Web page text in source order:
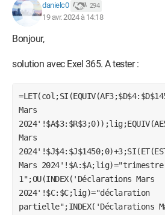
danielc0 294
19 avr. 2024 à 14:18
Bonjour,
solution avec Exel 365. A tester :
Mars
Mars
Mars 2024'!$A:$A;lig)="trimestre
1";OU(INDEX('Déclarations Mars
2024'!$C:$C;lig)="déclaration
partielle";INDEX('Déclarations